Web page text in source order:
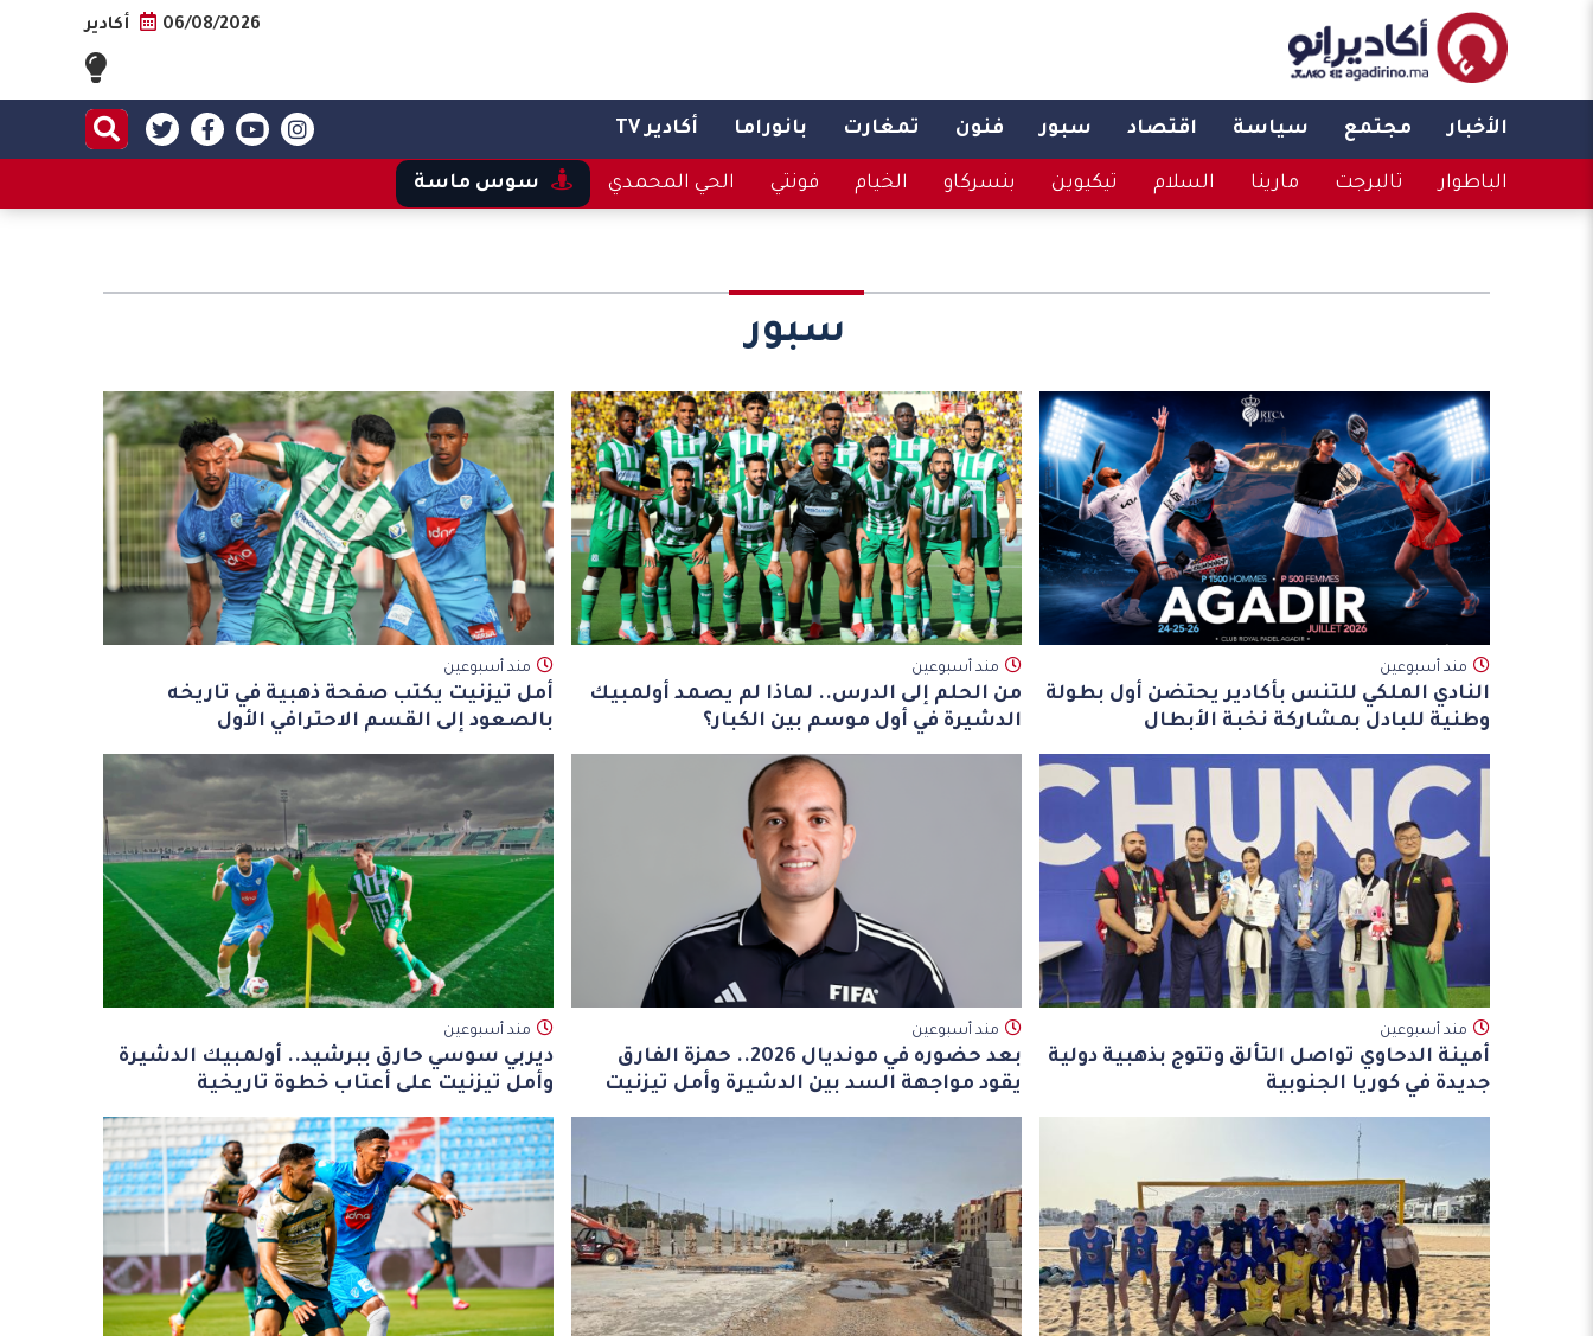
06/08/2026 أكادير
الأخبار مجتمع سياسة اقتصاد سبور فنون تمغارت بانوراما أكادير TV
الباطوار تالبرجت مارينا السلام تيكيوين بنسركاو الخيام فونتي الحي المحمدي سوس ماسة
سبور
مند أسبوعين
النادي الملكي للتنس بأكادير يحتضن أول بطولة
وطنية للبادل بمشاركة نخبة الأبطال
مند أسبوعين
من الحلم إلى الدرس.. لماذا لم يصمد أولمبيك
الدشيرة في أول موسم بين الكبار؟
مند أسبوعين
أمل تيزنيت يكتب صفحة ذهبية في تاريخه
بالصعود إلى القسم الاحترافي الأول
مند أسبوعين
أمينة الدحاوي تواصل التألق وتتوج بذهبية دولية
جديدة في كوريا الجنوبية
مند أسبوعين
بعد حضوره في مونديال 2026.. حمزة الفارق
يقود مواجهة السد بين الدشيرة وأمل تيزنيت
مند أسبوعين
ديربي سوسي حارق ببرشيد.. أولمبيك الدشيرة
وأمل تيزنيت على أعتاب خطوة تاريخية